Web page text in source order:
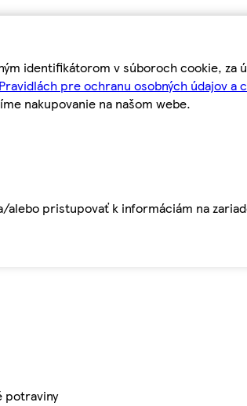
identifikátorom v súboroch cookie, za
Pravidlách pre ochranu osobných údajov a
nakupovanie na našom webe.
pristupovať k informáciám na
potraviny